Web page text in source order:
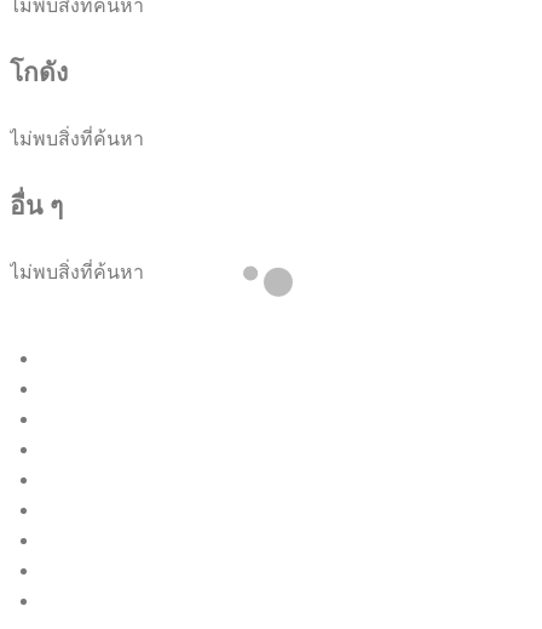
ไม่พบสิ่งที่ค้นหา
โกดัง
ไม่พบสิ่งที่ค้นหา
อื่น ๆ
ไม่พบสิ่งที่ค้นหา